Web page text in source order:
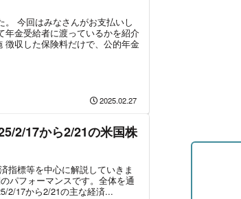
今回はみなさんがお支払いし
年金受給者に渡っているかを紹介
収した保険料だけで、公的年金
2025.02.27
2/17から2/21の米国株
指標等を中心に解説していきま
パフォーマンスです。全体を通
2/17から2/21の主な経済...